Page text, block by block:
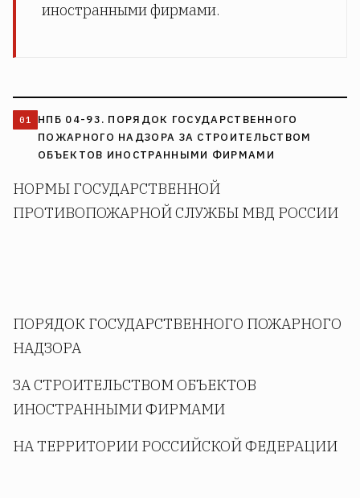
иностранными фирмами.
НПБ 04-93. ПОРЯДОК ГОСУДАРСТВЕННОГО
ПОЖАРНОГО НАДЗОРА ЗА СТРОИТЕЛЬСТВОМ
ОБЪЕКТОВ ИНОСТРАННЫМИ ФИРМАМИ
НОРМЫ ГОСУДАРСТВЕННОЙ
ПРОТИВОПОЖАРНОЙ СЛУЖБЫ МВД РОССИИ
ПОРЯДОК ГОСУДАРСТВЕННОГО ПОЖАРНОГО
НАДЗОРА
ЗА СТРОИТЕЛЬСТВОМ ОБЪЕКТОВ
ИНОСТРАННЫМИ ФИРМАМИ
НА ТЕРРИТОРИИ РОССИЙСКОЙ ФЕДЕРАЦИИ